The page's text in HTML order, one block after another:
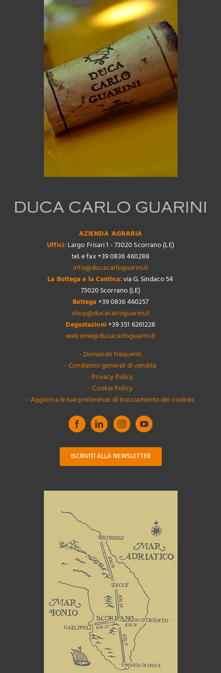
AZIENDA AGRARIA
Uffici: Largo Frisari 1 - 73020 Scorrano (LE)
tel. e fax +39 0836 460288
info@ducacarloguarini.it
La Bottega e la Cantina:via G. Sindaco 54
73020 Scorrano (LE)
Bottega+39 0836 460257
shop@ducacarloguarini.it
Degustazioni+39 351 6261228
welcome@ducacarloguarini.it
- Domande frequenti
- Condizioni generali di vendita
- Privacy Policy
- Cookie Policy
- Aggiorna le tue preferenze di tracciamento dei cookies
ISCRIVITI ALLA NEWSLETTER